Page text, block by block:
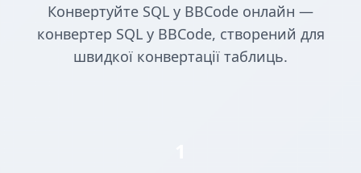
Конвертуйте SQL у BBCode онлайн —
конвертер SQL у BBCode, створений для
швидкої конвертації таблиць.